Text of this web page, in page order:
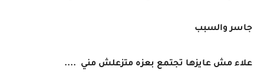
جاسر والسبب
علاء مش عايزها تجتمع بعزه متزعلش مني ....